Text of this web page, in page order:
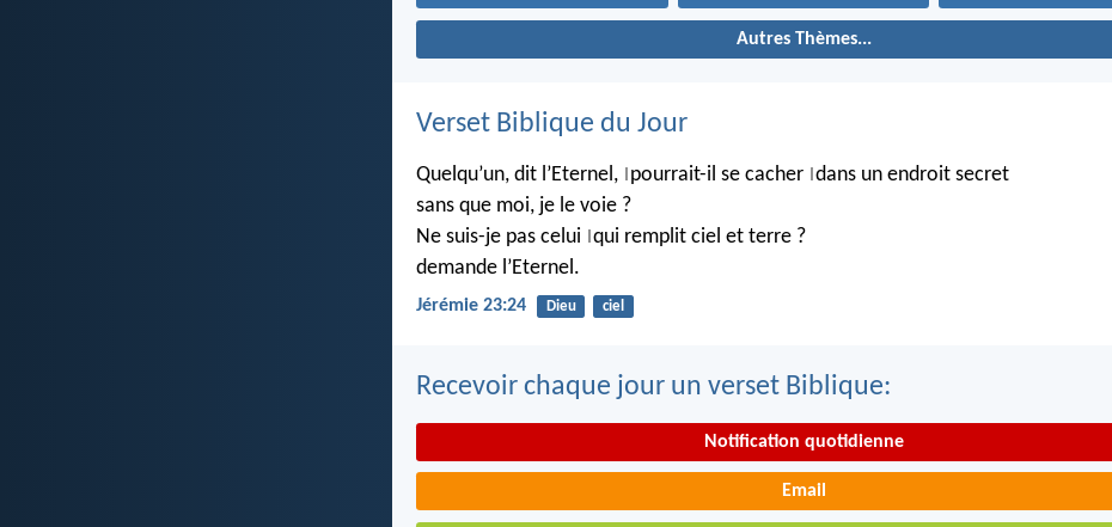
Autres Thèmes...
Verset Biblique du Jour
Quelqu’un, dit l’Eternel, pourrait-il se cacher dans un endroit secret
sans que moi, je le voie ?
Ne suis-je pas celui qui remplit ciel et terre ?
demande l’Eternel.
Jérémie 23:24 Dieu ciel
Recevoir chaque jour un verset Biblique:
Notification quotidienne
Email